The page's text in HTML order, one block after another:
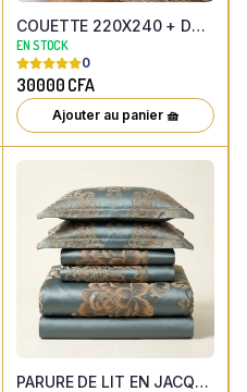
COUETTE 220X240 + DRAP PLAT + 2 TAIES DOREILLER GEOMETRIQUE CHEVRONS
EN STOCK
0
30000 CFA
Ajouter au panier 🧺
PARURE DE LIT EN JACQUARD SATINE ARABESQUE KING SIZE 220X240 BLEU BRONZE (Ensemble 6 pièces – housse de couette, drap plat et 4 taies d'oreiller)